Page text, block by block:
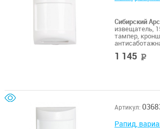
Сибирский
извещатель,
тампер,
тревоги,
1 145
Артикул:
Рапид,